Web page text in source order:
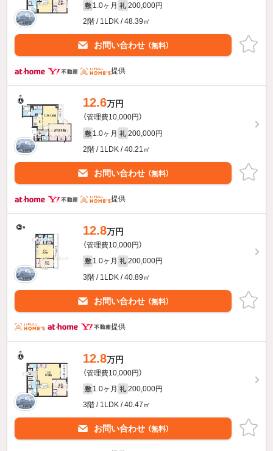
敷 1.0ヶ月 礼 200,000円
2階 / 1LDK / 48.39㎡
お問い合わせ （無料）
提供
12.6万円
（管理費10,000円）
敷 1.0ヶ月 礼 200,000円
2階 / 1LDK / 40.21㎡
お問い合わせ （無料）
提供
12.8万円
（管理費10,000円）
敷 1.0ヶ月 礼 200,000円
3階 / 1LDK / 40.89㎡
お問い合わせ （無料）
提供
12.8万円
（管理費10,000円）
敷 1.0ヶ月 礼 200,000円
3階 / 1LDK / 40.47㎡
お問い合わせ （無料）